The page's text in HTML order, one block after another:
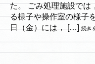
た。 ごみ処理施設では
る様子や操作室の様子
日（金）には， […] 続き